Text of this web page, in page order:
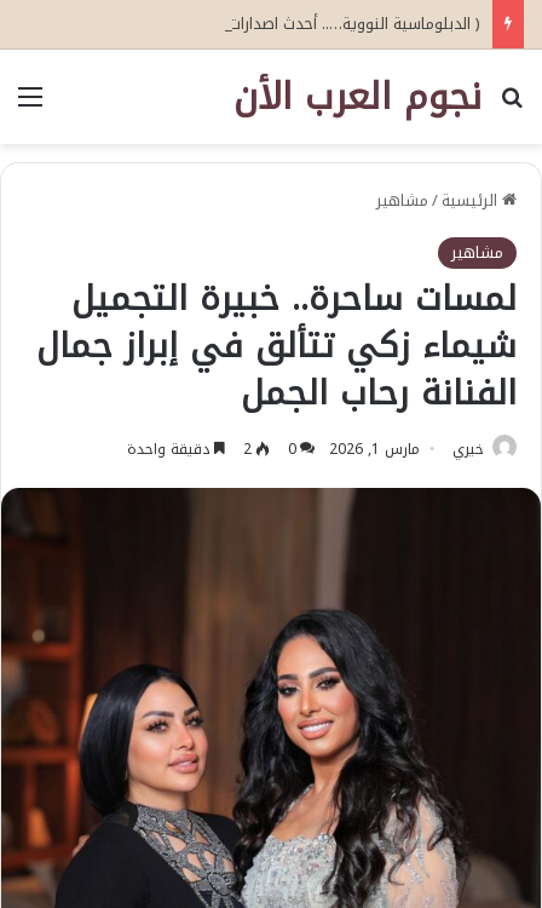
( الدبلوماسية النووية….. أحدث اصدارات أبو عيطة )
نجوم العرب الأن
بحث عن
الرئيسية/مشاهير
مشاهير
لمسات ساحرة.. خبيرة التجميل
شيماء زكي تتألق في إبراز جمال
الفنانة رحاب الجمل
خيري مارس 1, 2026 0
2 دقيقة واحدة